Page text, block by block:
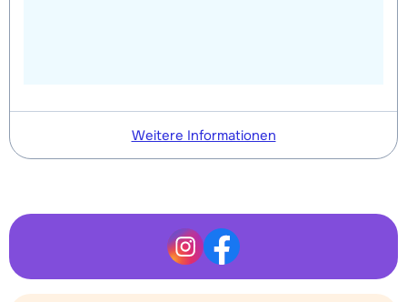
Weitere Informationen